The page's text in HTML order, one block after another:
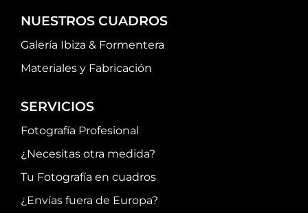
NUESTROS CUADROS
Galería Ibiza & Formentera
Materiales y Fabricación
SERVICIOS
Fotografía Profesional
¿Necesitas otra medida?
Tu Fotografía en cuadros
¿Envías fuera de Europa?